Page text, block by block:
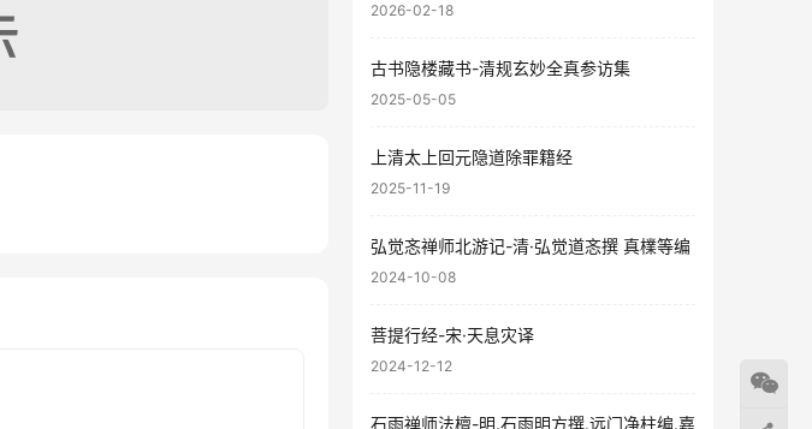
2026-02-18
古书隐楼藏书-清规玄妙全真参访集
2025-05-05
上清太上回元隐道除罪籍经
2025-11-19
弘觉忞禅师北游记-清·弘觉道忞撰 真檏等编
2024-10-08
菩提行经-宋·天息灾译
2024-12-12
石雨禅师法檀-明.石雨明方撰.远门净柱编.嘉